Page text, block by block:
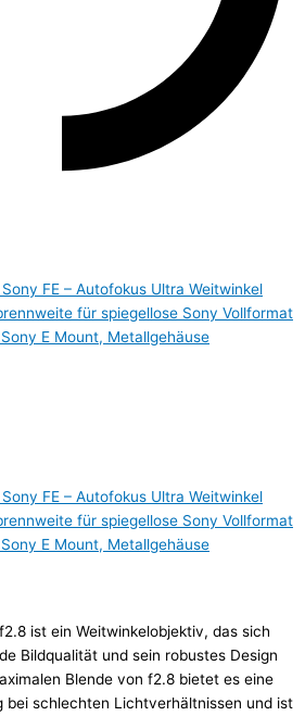
FE – Autofokus Ultra Weitwinkel
für spiegellose Sony Vollformat
E Mount, Metallgehäuse
FE – Autofokus Ultra Weitwinkel
für spiegellose Sony Vollformat
E Mount, Metallgehäuse
ist ein Weitwinkelobjektiv, das sich
Bildqualität und sein robustes Design
Blende von f2.8 bietet es eine
bei schlechten Lichtverhältnissen und ist